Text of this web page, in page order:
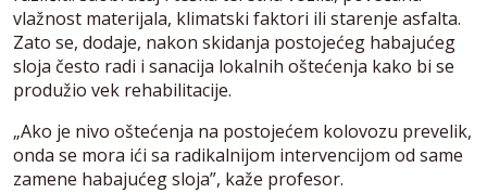
vlažnost materijala, klimatski faktori ili starenje asfalta.
Zato se, dodaje, nakon skidanja postojećeg habajućeg
sloja često radi i sanacija lokalnih oštećenja kako bi se
produžio vek rehabilitacije.
„Ako je nivo oštećenja na postojećem kolovozu prevelik,
onda se mora ići sa radikalnijom intervencijom od same
zamene habajućeg sloja”, kaže profesor.